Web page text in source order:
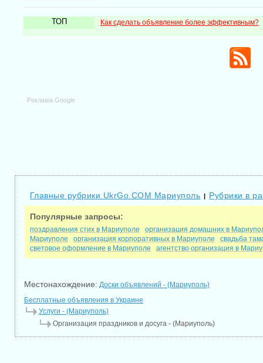
ТОП Как сделать объявление более эффективным?
Реклама Google
Главные рубрики UkrGo.COM Мариуполь | Рубрики в
Популярные запросы:
поздравления стих в Мариуполе
организация домашних в
Мариуполе
организация корпоративных в Мариуполе
свадьба
световое оформление в Мариуполе
агентство организация в
Местонахождение: Доски объявлений - (Мариуполь)
Бесплатные объявления в Украине
Услуги - (Мариуполь)
Организация праздников и досуга - (Мариуполь)